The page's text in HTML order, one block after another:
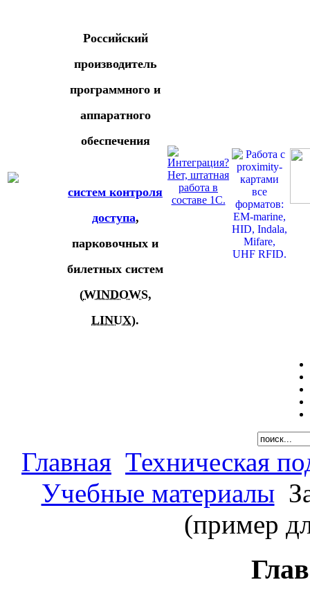
Российский
производитель
программного и
аппаратного
обеспечения
систем контроля
доступа,
парковочных и
билетных систем
(WINDOWS,
LINUX).
Главная Техническая
Учебные материалы
(пример